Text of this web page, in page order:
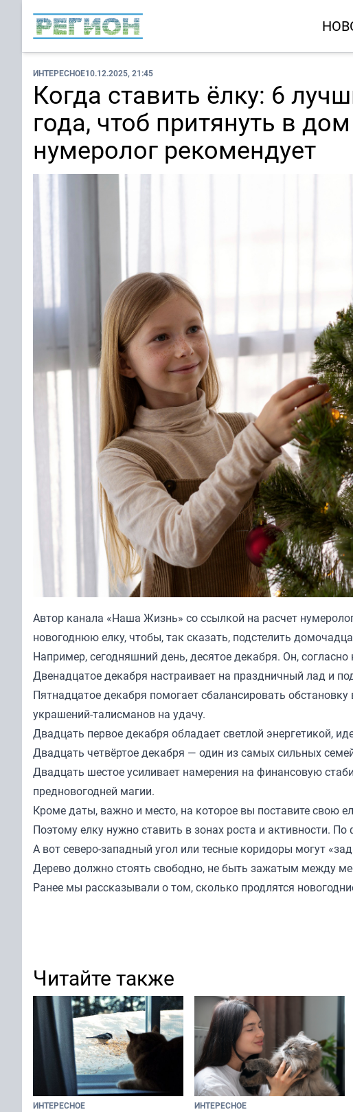
ИНТЕРЕСНОЕ10.12.2025, 21:45
Когда ставить ёлку: 6
года, чтоб притянуть в
нумеролог рекомендует
Автор канала «Наша Жизнь» со ссылкой на расчет
новогоднюю елку, чтобы, так сказать, подстелить
Например, сегодняшний день, десятое декабря. Он,
Двенадцатое декабря настраивает на праздничный лад и
Пятнадцатое декабря помогает сбалансировать
украшений-талисманов на удачу.
Двадцать первое декабря обладает светлой энергетикой,
Двадцать четвёртое декабря — один из самых сильных
Двадцать шестое усиливает намерения на финансовую
предновогодней магии.
Кроме даты, важно и место, на которое вы поставите свою
Поэтому елку нужно ставить в зонах роста и активности.
А вот северо-западный угол или тесные коридоры могут
Дерево должно стоять свободно, не быть зажатым между
Ранее мы рассказывали о том, сколько продлятся
Читайте также
ИНТЕРЕСНОЕ ИНТЕРЕСНОЕ